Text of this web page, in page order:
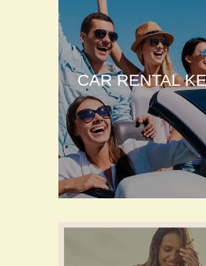
CAR RENTAL